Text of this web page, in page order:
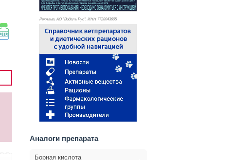
Реклама. АО "Видаль Рус", ИНН 7728043605
Аналоги препарата
Борная кислота